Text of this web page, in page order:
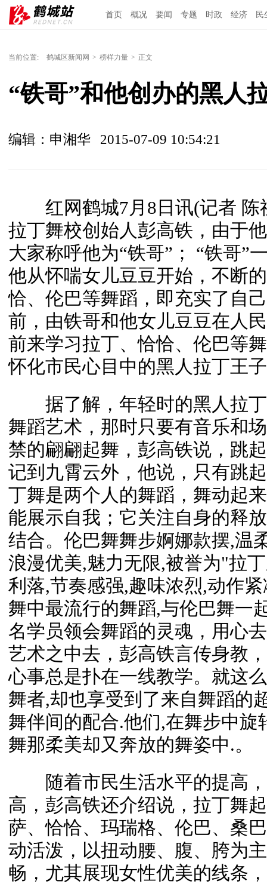
首页 概况 要闻 专题 时政 经济 民
当前位置: 鹤城区新闻网 > 榜样力量 > 正文
“铁哥”和他创办的黑人
编辑：申湘华 2015-07-09 10:54:21
红网鹤城7月8日讯(记者 陈
拉丁舞校创始人彭高铁，由于
大家称呼他为“铁哥”； “铁哥”
他从怀喘女儿豆豆开始，不断
恰、伦巴等舞蹈，即充实了自
前，由铁哥和他女儿豆豆在人
前来学习拉丁、恰恰、伦巴等
怀化市民心目中的黑人拉丁王
据了解，年轻时的黑人拉丁
舞蹈艺术，那时只要有音乐和
禁的翩翩起舞，彭高铁说，跳
记到九霄云外，他说，只有跳
丁舞是两个人的舞蹈，舞动起
能展示自我；它关注自身的释
结合。伦巴舞舞步婀娜款摆,温
浪漫优美,魅力无限,被誉为"拉
利落,节奏感强,趣味浓烈,动作
舞中最流行的舞蹈,与伦巴舞一
名学员领会舞蹈的灵魂，用心
艺术之中去，彭高铁言传身教
心事总是扑在一线教学。就这
舞者,却也享受到了来自舞蹈的
舞伴间的配合.他们,在舞步中
舞那柔美却又奔放的舞姿中.。
随着市民生活水平的提高，
高，彭高铁还介绍说，拉丁舞
萨、恰恰、玛瑞格、伦巴、桑
动活泼，以扭动腰、腹、胯为
畅，尤其展现女性优美的线条